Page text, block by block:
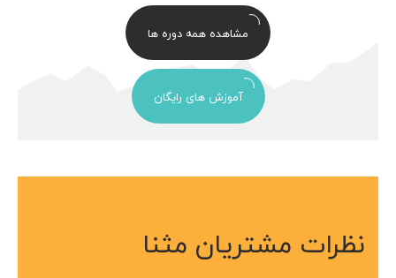
مشاهده همه دوره ها
آموزش های رایگان
نظرات مشتریان مثنا